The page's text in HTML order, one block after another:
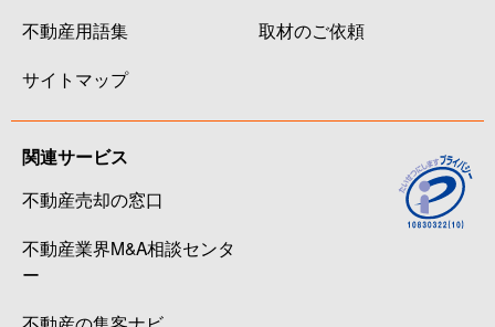
不動産用語集
サイトマップ
取材のご依頼
関連サービス
不動産売却の窓口
不動産業界M&A相談センタ
ー